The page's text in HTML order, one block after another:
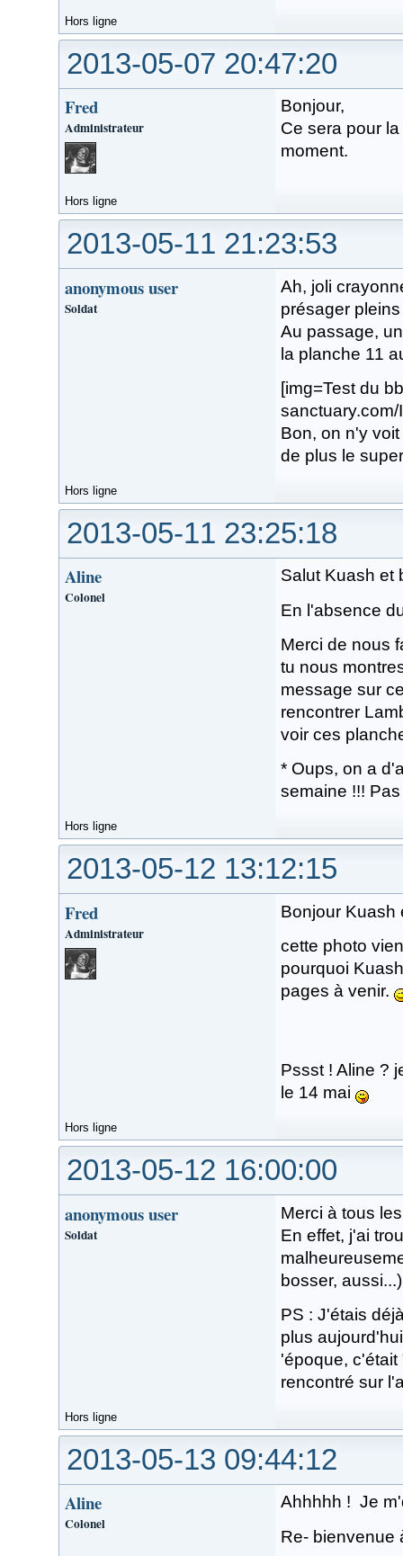
Hors ligne
2013-05-07 20:47:20
Fred
Administrateur
Bonjour,
Ce sera pour
moment.
Hors ligne
2013-05-11 21:23:53
anonymous user
Soldat
Ah, joli
présager
Au passage,
la planche 11
[img=Test du
Bon, on n'y
de plus le
Hors ligne
2013-05-11 23:25:18
Aline
Colonel
Salut Kuash et
En l'absence
Merci de nous
tu nous
message sur
rencontrer
voir ces
* Oups, on a
semaine !!!
Hors ligne
2013-05-12 13:12:15
Fred
Administrateur
Bonjour Kuash
cette photo
pourquoi
pages à venir.
Pssst ! Aline ?
le 14 mai
Hors ligne
2013-05-12 16:00:00
anonymous user
Soldat
Merci à tous
En effet, j'ai
bosser,
PS : J'étais
plus
'époque, c'était
rencontré sur
Hors ligne
2013-05-13 09:44:12
Aline
Colonel
Ahhhhh ! Je
Re- bienvenue